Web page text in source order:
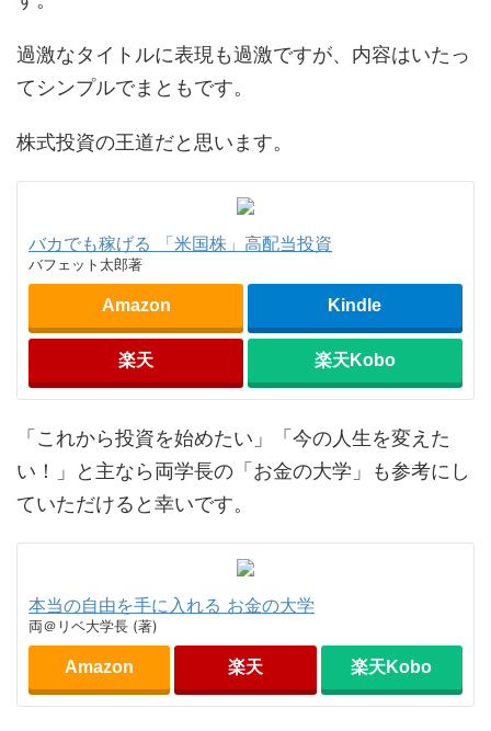
過激なタイトルに表現も過激ですが、内容はいたっ
てシンプルでまともです。
株式投資の王道だと思います。
バカでも稼げる 「米国株」高配当投資
バフェット太郎著
Amazon Kindle
楽天 楽天Kobo
「これから投資を始めたい」「今の人生を変えた
い！」と主なら両学長の「お金の大学 」も参考にし
ていただけると幸いです。
本当の自由を手に入れる お金の大学
両＠リベ大学長 (著)
Amazon 楽天 楽天Kobo